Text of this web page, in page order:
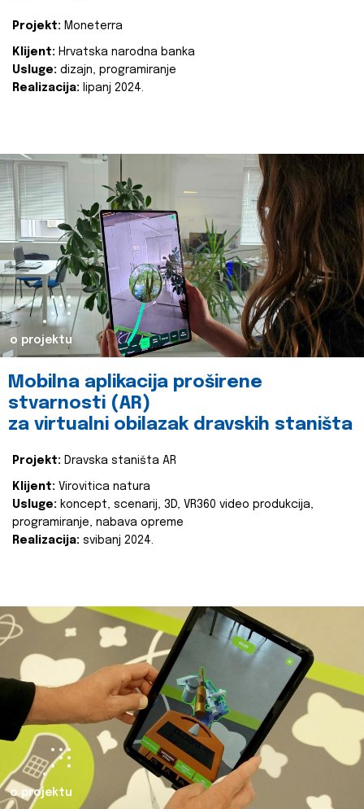
Projekt: Moneterra
Klijent: Hrvatska narodna banka
Usluge: dizajn, programiranje
Realizacija: lipanj 2024.
o projektu
Mobilna aplikacija proširene
stvarnosti (AR)
za virtualni obilazak dravskih staništa
Projekt: Dravska staništa AR
Klijent: Virovitica natura
Usluge: koncept, scenarij, 3D, VR360 video produkcija,
programiranje, nabava opreme
Realizacija: svibanj 2024.
o projektu